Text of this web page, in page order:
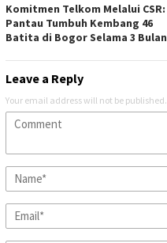
Komitmen Telkom Melalui CSR:
Pantau Tumbuh Kembang 46
Batita di Bogor Selama 3 Bulan
Leave a Reply
Your email address will not be published.